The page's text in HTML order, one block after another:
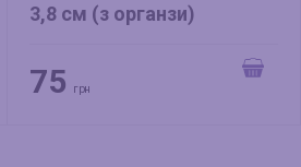
3,8 см (з органзи)
75 грн